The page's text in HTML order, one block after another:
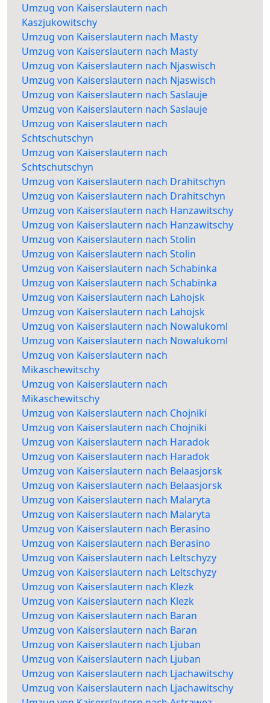
Umzug von Kaiserslautern nach
Kaszjukowitschy
Umzug von Kaiserslautern nach Masty
Umzug von Kaiserslautern nach Masty
Umzug von Kaiserslautern nach Njaswisch
Umzug von Kaiserslautern nach Njaswisch
Umzug von Kaiserslautern nach Saslauje
Umzug von Kaiserslautern nach Saslauje
Umzug von Kaiserslautern nach
Schtschutschyn
Umzug von Kaiserslautern nach
Schtschutschyn
Umzug von Kaiserslautern nach Drahitschyn
Umzug von Kaiserslautern nach Drahitschyn
Umzug von Kaiserslautern nach Hanzawitschy
Umzug von Kaiserslautern nach Hanzawitschy
Umzug von Kaiserslautern nach Stolin
Umzug von Kaiserslautern nach Stolin
Umzug von Kaiserslautern nach Schabinka
Umzug von Kaiserslautern nach Schabinka
Umzug von Kaiserslautern nach Lahojsk
Umzug von Kaiserslautern nach Lahojsk
Umzug von Kaiserslautern nach Nowalukoml
Umzug von Kaiserslautern nach Nowalukoml
Umzug von Kaiserslautern nach
Mikaschewitschy
Umzug von Kaiserslautern nach
Mikaschewitschy
Umzug von Kaiserslautern nach Chojniki
Umzug von Kaiserslautern nach Chojniki
Umzug von Kaiserslautern nach Haradok
Umzug von Kaiserslautern nach Haradok
Umzug von Kaiserslautern nach Belaasjorsk
Umzug von Kaiserslautern nach Belaasjorsk
Umzug von Kaiserslautern nach Malaryta
Umzug von Kaiserslautern nach Malaryta
Umzug von Kaiserslautern nach Berasino
Umzug von Kaiserslautern nach Berasino
Umzug von Kaiserslautern nach Leltschyzy
Umzug von Kaiserslautern nach Leltschyzy
Umzug von Kaiserslautern nach Klezk
Umzug von Kaiserslautern nach Klezk
Umzug von Kaiserslautern nach Baran
Umzug von Kaiserslautern nach Baran
Umzug von Kaiserslautern nach Ljuban
Umzug von Kaiserslautern nach Ljuban
Umzug von Kaiserslautern nach Ljachawitschy
Umzug von Kaiserslautern nach Ljachawitschy